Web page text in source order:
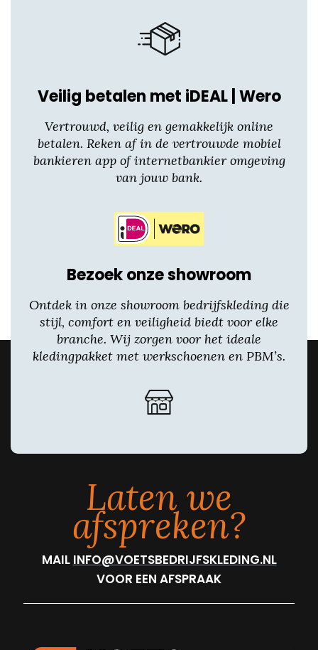
Veilig betalen met iDEAL | Wero
Vertrouwd, veilig en gemakkelijk online
betalen. Reken af in de vertrouwde mobiel
bankieren app of internetbankier omgeving
van jouw bank.
Bezoek onze showroom
Ontdek in onze showroom bedrijfskleding die
stijl, comfort en veiligheid biedt voor elke
branche. Wij zorgen voor het ideale
kledingpakket met werkschoenen en PBM’s.
Laten we
afspreken?
MAIL INFO@VOETSBEDRIJFSKLEDING.NL
VOOR EEN AFSPRAAK